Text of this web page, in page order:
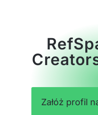
Załóż profil